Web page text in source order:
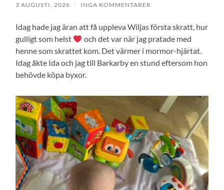
3 AUGUSTI, 2026 / INGA KOMMENTARER
Idag hade jag äran att få uppleva Wiljas första skratt, hur
gulligt som helst
och det var när jag pratade med
henne som skrattet kom. Det värmer i mormor-hjärtat.
Idag åkte Ida och jag till Barkarby en stund eftersom hon
behövde köpa byxor.